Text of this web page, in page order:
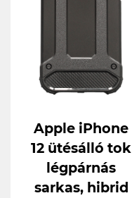
Apple iPhone
12 ütésálló tok
légpárnás
sarkas, hibrid